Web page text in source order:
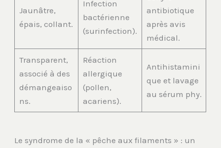
Jaunâtre,
épais, collant.
Infection
bactérienne
(surinfection).
antibiotique
après avis
médical.
Transparent,
associé à des
démangeaiso
ns.
Réaction
allergique
(pollen,
acariens).
Antihistamini
que et lavage
au sérum phy.
Le syndrome de la « pêche aux filaments » : un